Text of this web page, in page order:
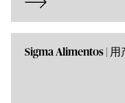
Sigma Alimentos |